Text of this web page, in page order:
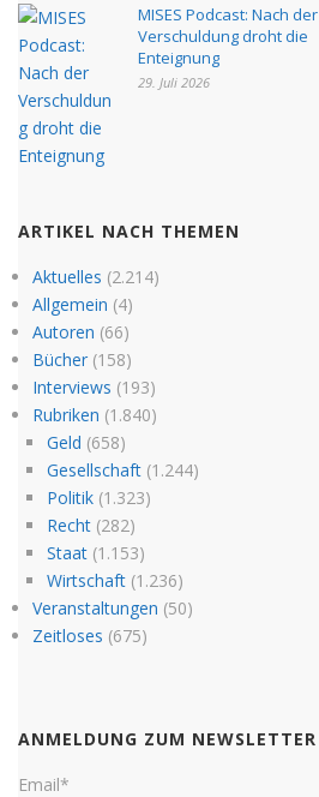
MISES Podcast: Nach der
Verschuldung droht die
Enteignung
29. Juli 2026
ARTIKEL NACH THEMEN
Aktuelles (2.214)
Allgemein (4)
Autoren (66)
Bücher(158)
Interviews (193)
Rubriken (1.840)
Geld (658)
Gesellschaft(1.244)
Politik(1.323)
Recht(282)
Staat(1.153)
Wirtschaft(1.236)
Veranstaltungen (50)
Zeitloses (675)
ANMELDUNG ZUM NEWSLETTER
Email*